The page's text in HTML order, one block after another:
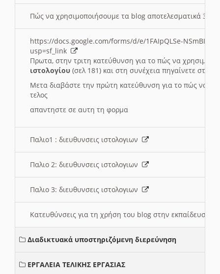
Πώς να χρησιμοποιήσουμε τα blog αποτελεσματικά 3
https://docs.google.com/forms/d/e/1FAIpQLSe-NSmBI-
usp=sf_link
Πρωτα, στην τριτη κατεύθυνση για το πώς να
ιστολογίου (σελ 181) και στη συνέχεια πηγαίνετε στο
Μετα διαβάστε την πρώτη κατεύθυνση για το πώς να
τελος
απαντηστε σε αυτη τη φορμα
Παλιο1 : διευθυνσεις ιστολογιων
Παλιο 2: διευθυνσεις ιστολογιων
Παλιο 3: διευθυνσεις ιστολογιων
Κατευθύνσεις για τη χρήση του blog στην εκπαίδευση
Διαδικτυακά υποστηριζόμενη διερεύνηση
ΕΡΓΑΛΕΙΑ ΤΕΛΙΚΗΣ ΕΡΓΑΣΙΑΣ